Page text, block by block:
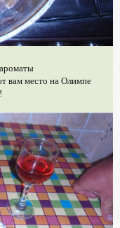
вам место на Олимпе